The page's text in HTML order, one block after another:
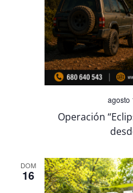
Operación
agosto
DOM
16